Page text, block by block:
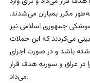
مکرر بمباران می‌شدند.
جمهوری اسلامی نیز
می‌کردند که این حملات
باشد و در صورت اجرای
در عراق و سوریه هدف قرار
می‌داد.